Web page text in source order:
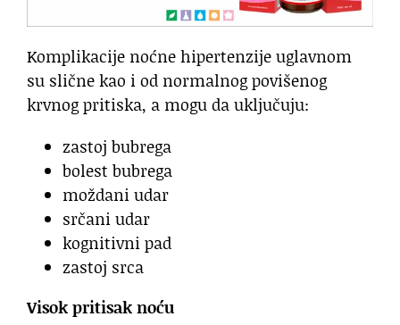
Komplikacije noćne hipertenzije uglavnom
su slične kao i od normalnog povišenog
krvnog pritiska, a mogu da uključuju:
zastoj bubrega
bolest bubrega
moždani udar
srčani udar
kognitivni pad
zastoj srca
Visok pritisak noću